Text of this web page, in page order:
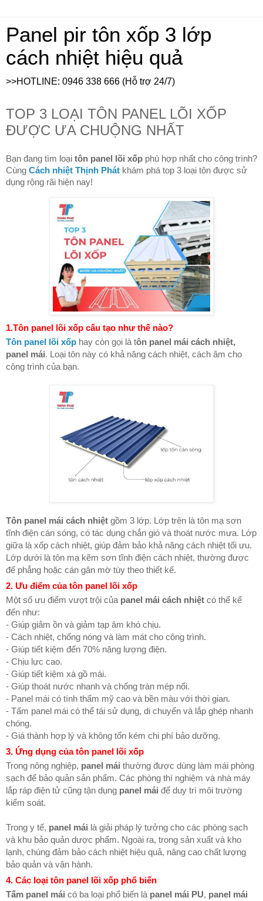
Panel pir tôn xốp 3 lớp
cách nhiệt hiệu quả
>>HOTLINE: 0946 338 666 (Hỗ trợ 24/7)
TOP 3 LOẠI TÔN PANEL LÕI XỐP
ĐƯỢC ƯA CHUỘNG NHẤT
Bạn đang tìm loại tôn panel lõi xốp phù hợp nhất cho công trình?
Cùng Cách nhiệt Thịnh Phát khám phá top 3 loại tôn được sử
dụng rộng rãi hiện nay!
1.Tôn panel lõi xốp cấu tạo như thế nào?
Tôn panel lõi xốp hay còn gọi là tôn panel mái cách nhiệt,
panel mái. Loại tôn này có khả năng cách nhiệt, cách âm cho
công trình của bạn.
Tôn panel mái cách nhiệt gồm 3 lớp. Lớp trên là tôn mạ sơn
tĩnh điện cán sóng, có tác dụng chắn gió và thoát nước mưa. Lớp
giữa là xốp cách nhiệt, giúp đảm bảo khả năng cách nhiệt tối ưu.
Lớp dưới là tôn mạ kẽm sơn tĩnh điện cách nhiệt, thường được
để phẳng hoặc cán gân mờ tùy theo thiết kế.
2. Ưu điểm của tôn panel lõi xốp
Một số ưu điểm vượt trội của panel mái cách nhiệt có thể kể
đến như:
- Giúp giảm ồn và giảm tạp âm khó chịu.
- Cách nhiệt, chống nóng và làm mát cho công trình.
- Giúp tiết kiệm đến 70% năng lượng điện.
- Chịu lực cao.
- Giúp tiết kiệm xà gồ mái.
- Giúp thoát nước nhanh và chống tràn mép nối.
- Panel mái có tính thẩm mỹ cao và bền màu với thời gian.
- Tấm panel mái có thể tái sử dụng, di chuyển và lắp ghép nhanh
chóng.
- Giá thành hợp lý và không tốn kém chi phí bảo dưỡng.
3. Ứng dụng của tôn panel lõi xốp
Trong nông nghiệp, panel mái thường được dùng làm mái phòng
sạch để bảo quản sản phẩm. Các phòng thí nghiệm và nhà máy
lắp ráp điện tử cũng tận dụng panel mái để duy trì môi trường
kiểm soát.
Trong y tế, panel mái là giải pháp lý tưởng cho các phòng sạch
và khu bảo quản dược phẩm. Ngoài ra, trong sản xuất và kho
lạnh, chúng đảm bảo cách nhiệt hiệu quả, nâng cao chất lượng
bảo quản và vận hành.
4. Các loại tôn panel lõi xốp phổ biến
Tấm panel mái có ba loại phổ biến là panel mái PU, panel mái